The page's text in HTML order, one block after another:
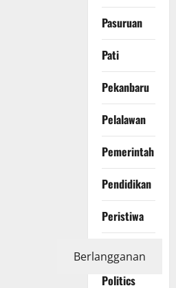
Pasuruan
Pati
Pekanbaru
Pelalawan
Pemerintah
Pendidikan
Peristiwa
Politics
Berlangganan